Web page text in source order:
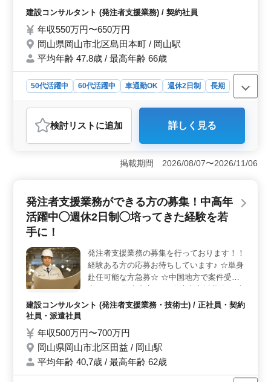
施工管理、発注者支援業務経験者歓迎です。
す。
建設コンサルタント (発注者支援業務) / 契約社員
年収550万円〜650万円
岡山県岡山市北区島田本町 / 岡山駅
平均年齢 47.8歳 / 最高年齢 66歳
50代活躍中 60代活躍中 車通勤OK 週休2日制
長期
おすすめポイント
＜宿舎完備！働きやすい環境＞ 岡山県岡山市北区島田
本町での土木技術者募集です。宿舎完備で、快適な環境
での勤務が可能です。建設コンサルタントでの発注者支
援業務に携わりましょう。公共工事の調査や協議、施工
る環境です。土木施工管理経験や発注者支援業務経験が
ある方は特に歓迎します。経験豊富な方々のご応募をお
待ちしています。 ＜安定した雇用と福利厚生＞ 契
約社員としての雇用形態で、年収550万円〜650万円の給
与を提供します。週休2日制で、しっかりと休息を取りな
がら働けます。さらに、通勤手当や福利厚生も充実して
います。
検討リスト に追加 詳しく見る
掲載期間 2026/08/07〜2026/11/06
発注者支援業務ができる方の募集！中高年
活躍中◯週休2日制◯培ってきた経験を若
手に！
発注者支援業務の募集を行っております！！
経験ある方の応募お待ちしています♪ ☆単身
赴任可能な方急募☆ ☆中国地方で案件受注
監督支援業務) ・工事管理(品質・工程・安
あり ・資料作成業務 等 ＊単身用宿舎完備
＊50代、60代歓迎 50代以上で土木施工管理
業務経験者の方、お気軽にお問い合わせ下さ
い♪
建設コンサルタント (発注者支援業務・技術士) / 正社員・契約
社員・派遣社員
年収500万円〜700万円
岡山県岡山市北区田益 / 岡山駅
平均年齢 40,7歳 / 最高年齢 62歳